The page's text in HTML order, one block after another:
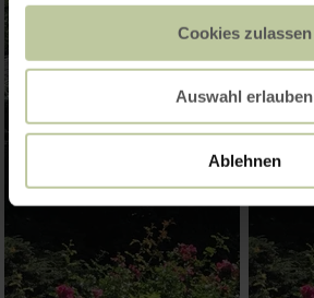
Cookies zulassen
Auswahl erlauben
Ablehnen